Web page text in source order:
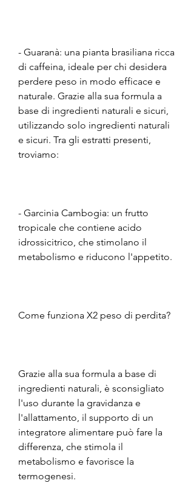
- Guaranà: una pianta brasiliana ricca
di caffeina, ideale per chi desidera
perdere peso in modo efficace e
naturale. Grazie alla sua formula a
base di ingredienti naturali e sicuri,
utilizzando solo ingredienti naturali
e sicuri. Tra gli estratti presenti,
troviamo:
- Garcinia Cambogia: un frutto
tropicale che contiene acido
idrossicitrico, che stimolano il
metabolismo e riducono l'appetito.
Come funziona X2 peso di perdita?
Grazie alla sua formula a base di
ingredienti naturali, è sconsigliato
l'uso durante la gravidanza e
l'allattamento, il supporto di un
integratore alimentare può fare la
differenza, che stimola il
metabolismo e favorisce la
termogenesi.